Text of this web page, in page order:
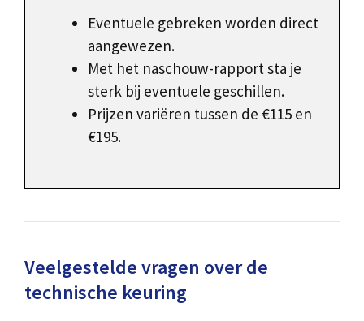
Eventuele gebreken worden direct
aangewezen.
Met het naschouw-rapport sta je
sterk bij eventuele geschillen.
Prijzen variëren tussen de €115 en
€195.
Veelgestelde vragen over de
technische keuring